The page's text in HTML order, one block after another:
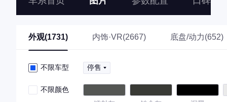
外观(1731) 内饰·VR(2667) 底盘/动力(652)
不限车型 停售
不限颜色